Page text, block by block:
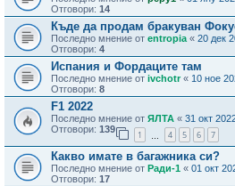
Отговори: 14
Къде да продам бракуван
Последно мнение от entropia « 20 дек
Отговори: 4
Испания и Фордаците там
Последно мнение от ivchotr« 10 ное
Отговори: 8
F1 2022
Последно мнение от ЯЛТА « 31 окт
Отговори: 139
1 4 5 6 7
Какво имате в багажника си?
Последно мнение от Ради-1 « 01 окт
Отговори: 17